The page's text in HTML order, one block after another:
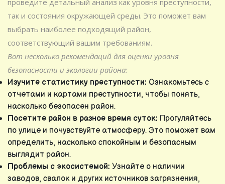
так и состояния окружающей среды. Это поможет вам
выбрать наиболее подходящий район,
соответствующий вашим требованиям.
Вот несколько рекомендаций для оценки уровня
безопасности и экологии района:
Изучите статистику преступности: Ознакомьтесь с
отчетами и картами преступности, чтобы понять,
насколько безопасен район.
Посетите район в разное время суток: Прогуляйтесь
по улице и почувствуйте атмосферу. Это поможет вам
определить, насколько спокойным и безопасным
выглядит район.
Проблемы с экосистемой: Узнайте о наличии
заводов, свалок и других источников загрязнения,